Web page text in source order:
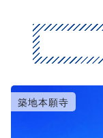
築地本願寺